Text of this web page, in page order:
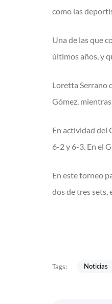
como las
Una de las que
últimos años, y
Loretta Serrano
Gómez,
En actividad del
6-2 y 6-3. En el
En este torneo
dos de tres sets,
Tags: Noticias